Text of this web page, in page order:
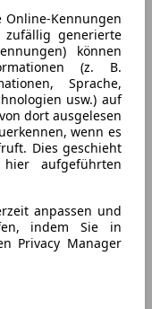
Online-Kennungen
zufällig generierte
können
(z. B.
Sprache,
usw.) auf
dort ausgelesen
wenn es
Dies geschieht
aufgeführten
anpassen und
indem Sie in
Privacy Manager